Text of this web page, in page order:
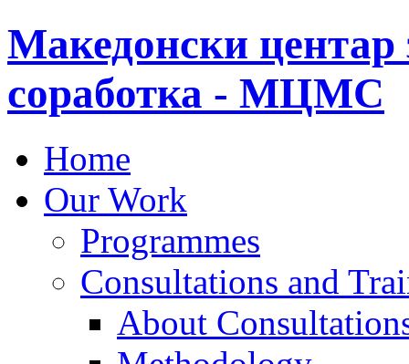
Македонски центар
соработка - МЦМС
Home
Our Work
Programmes
Consultations and
About